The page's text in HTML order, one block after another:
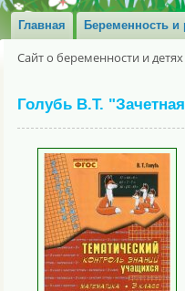
Главная Беременность
Сайт о беременности и детях
Голубь В.Т.